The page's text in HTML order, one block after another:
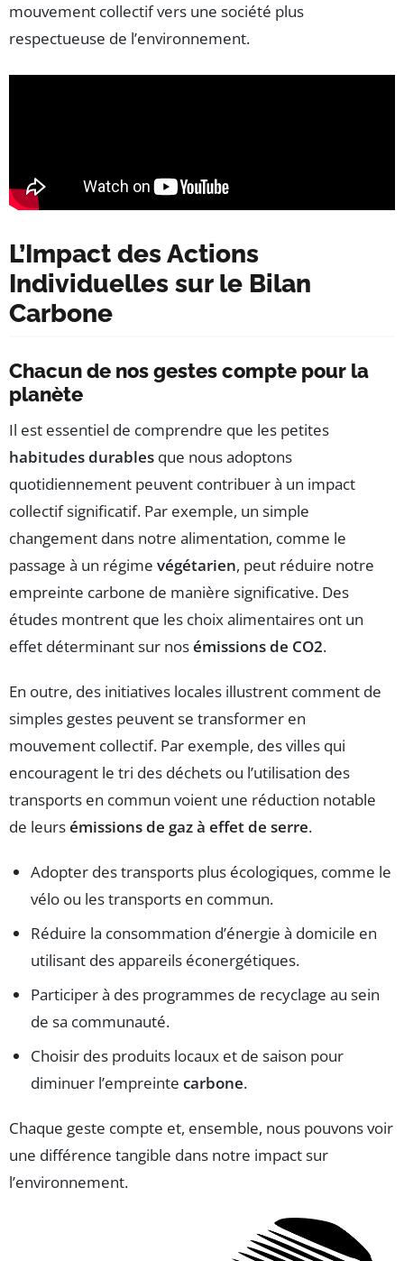
mouvement collectif vers une société plus
respectueuse de l’environnement.
L’Impact des Actions
Individuelles sur le Bilan
Carbone
Chacun de nos gestes compte pour la
planète
Il est essentiel de comprendre que les petites
habitudes durables que nous adoptons
quotidiennement peuvent contribuer à un impact
collectif significatif. Par exemple, un simple
changement dans notre alimentation, comme le
passage à un régime végétarien, peut réduire notre
empreinte carbone de manière significative. Des
études montrent que les choix alimentaires ont un
effet déterminant sur nosémissions de CO2.
En outre, des initiatives locales illustrent comment de
simples gestes peuvent se transformer en
mouvement collectif. Par exemple, des villes qui
encouragent le tri des déchets ou l’utilisation des
transports en commun voient une réduction notable
de leursémissions de gaz à effet de serre.
Adopter des transports plus écologiques, comme le
vélo ou les transports en commun.
Réduire la consommation d’énergie à domicile en
utilisant des appareils éconergétiques.
Participer à des programmes de recyclage au sein
de sa communauté.
Choisir des produits locaux et de saison pour
diminuer l’empreinte carbone.
Chaque geste compte et, ensemble, nous pouvons voir
une différence tangible dans notre impact sur
l’environnement.